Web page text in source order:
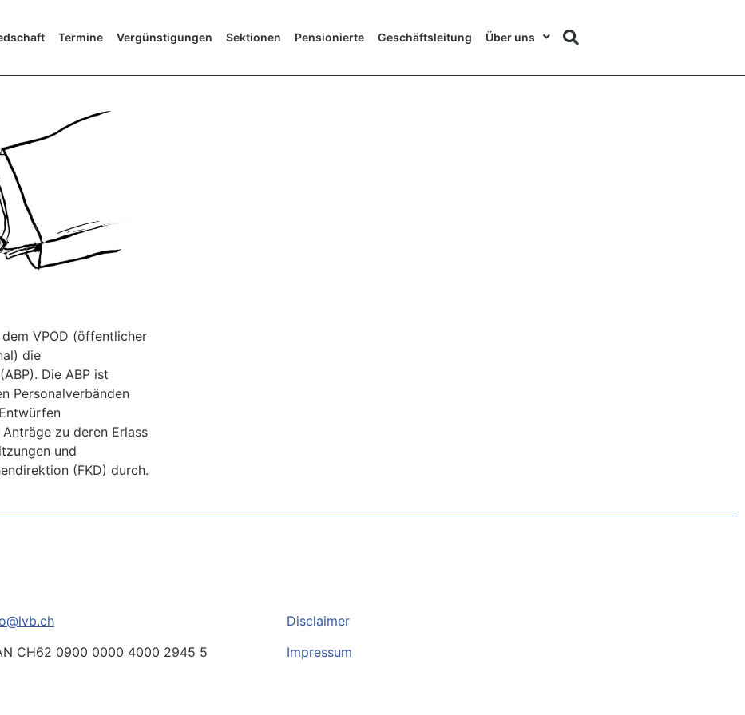
Termine Vergünstigungen Sektionen Pensionierte Geschäftsleitung Über uns
VPOD (öffentlicher
die
Die ABP ist
Personalverbänden
zu deren Erlass
und
(FKD) durch.
CH62 0900 0000 4000 2945 5
Disclaimer
Impressum